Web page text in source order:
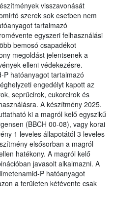
visszavonását
szerek sok esetben nem
tartalmazó
egyszeri felhasználási
bemosó csapadékot
megoldást jelentsenek a
elleni védekezésre.
P hatóanyagot tartalmazó
engedélyt kapott az
seprűcirok, cukorcirok és
A készítmény 2025.
ki a magról kelő egyszikű
(BBCH 00-08), vagy korai
1 leveles állapotától 3 leveles
elsősorban a magról
hatékony. A magról kelő
javasolt alkalmazni. A
P hatóanyagot
a területen kétévente csak